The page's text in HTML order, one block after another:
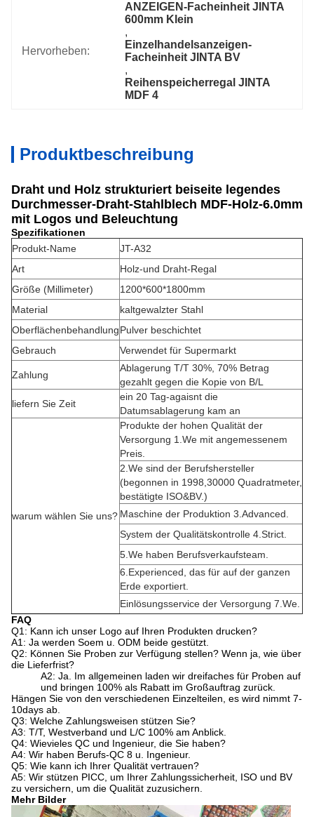
Hervorheben:
ANZEIGEN-Facheinheit JINTA
600mm Klein
,
Einzelhandelsanzeigen-
Facheinheit JINTA BV
,
Reihenspeicherregal JINTA
MDF 4
Produktbeschreibung
Draht und Holz strukturiert beiseite legendes
Durchmesser-Draht-Stahlblech MDF-Holz-6.0mm
mit Logos und Beleuchtung
Spezifikationen
Produkt-Name
JT-A32
Art
Holz-und Draht-Regal
Größe (Millimeter)
1200*600*1800mm
Material
kaltgewalzter Stahl
OberflächenbehandlungPulver beschichtet
Gebrauch
Verwendet für Supermarkt
Zahlung
Ablagerung T/T 30%, 70% Betrag
gezahlt gegen die Kopie von B/L
liefern Sie Zeit
ein 20 Tag-agaisnt die
Datumsablagerung kam an
warum wählen Sie uns?
Produkte der hohen Qualität der
Versorgung 1.We mit angemessenem
Preis.
2.We sind der Berufshersteller
(begonnen in 1998,30000 Quadratmeter,
bestätigte ISO&BV.)
Maschine der Produktion 3.Advanced.
System der Qualitätskontrolle 4.Strict.
5.We haben Berufsverkaufsteam.
6.Experienced, das für auf der ganzen
Erde exportiert.
Einlösungsservice der Versorgung 7.We.
FAQ
Q1: Kann ich unser Logo auf Ihren Produkten drucken?
A1: Ja werden Soem u. ODM beide gestützt.
Q2: Können Sie Proben zur Verfügung stellen? Wenn ja, wie über
die Lieferfrist?
A2: Ja. Im allgemeinen laden wir dreifaches für Proben auf
und bringen 100% als Rabatt im Großauftrag zurück.
Hängen Sie von den verschiedenen Einzelteilen, es wird nimmt 7-
10days ab.
Q3: Welche Zahlungsweisen stützen Sie?
A3: T/T, Westverband und L/C 100% am Anblick.
Q4: Wievieles QC und Ingenieur, die Sie haben?
A4: Wir haben Berufs-QC 8 u. Ingenieur.
Q5: Wie kann ich Ihrer Qualität vertrauen?
A5: Wir stützen PICC, um Ihrer Zahlungssicherheit, ISO und BV
zu versichern, um die Qualität zuzusichern.
Mehr Bilder